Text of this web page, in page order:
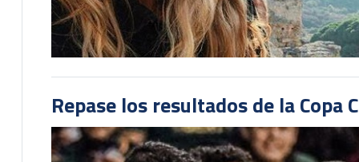
Repase los resultados de la Copa